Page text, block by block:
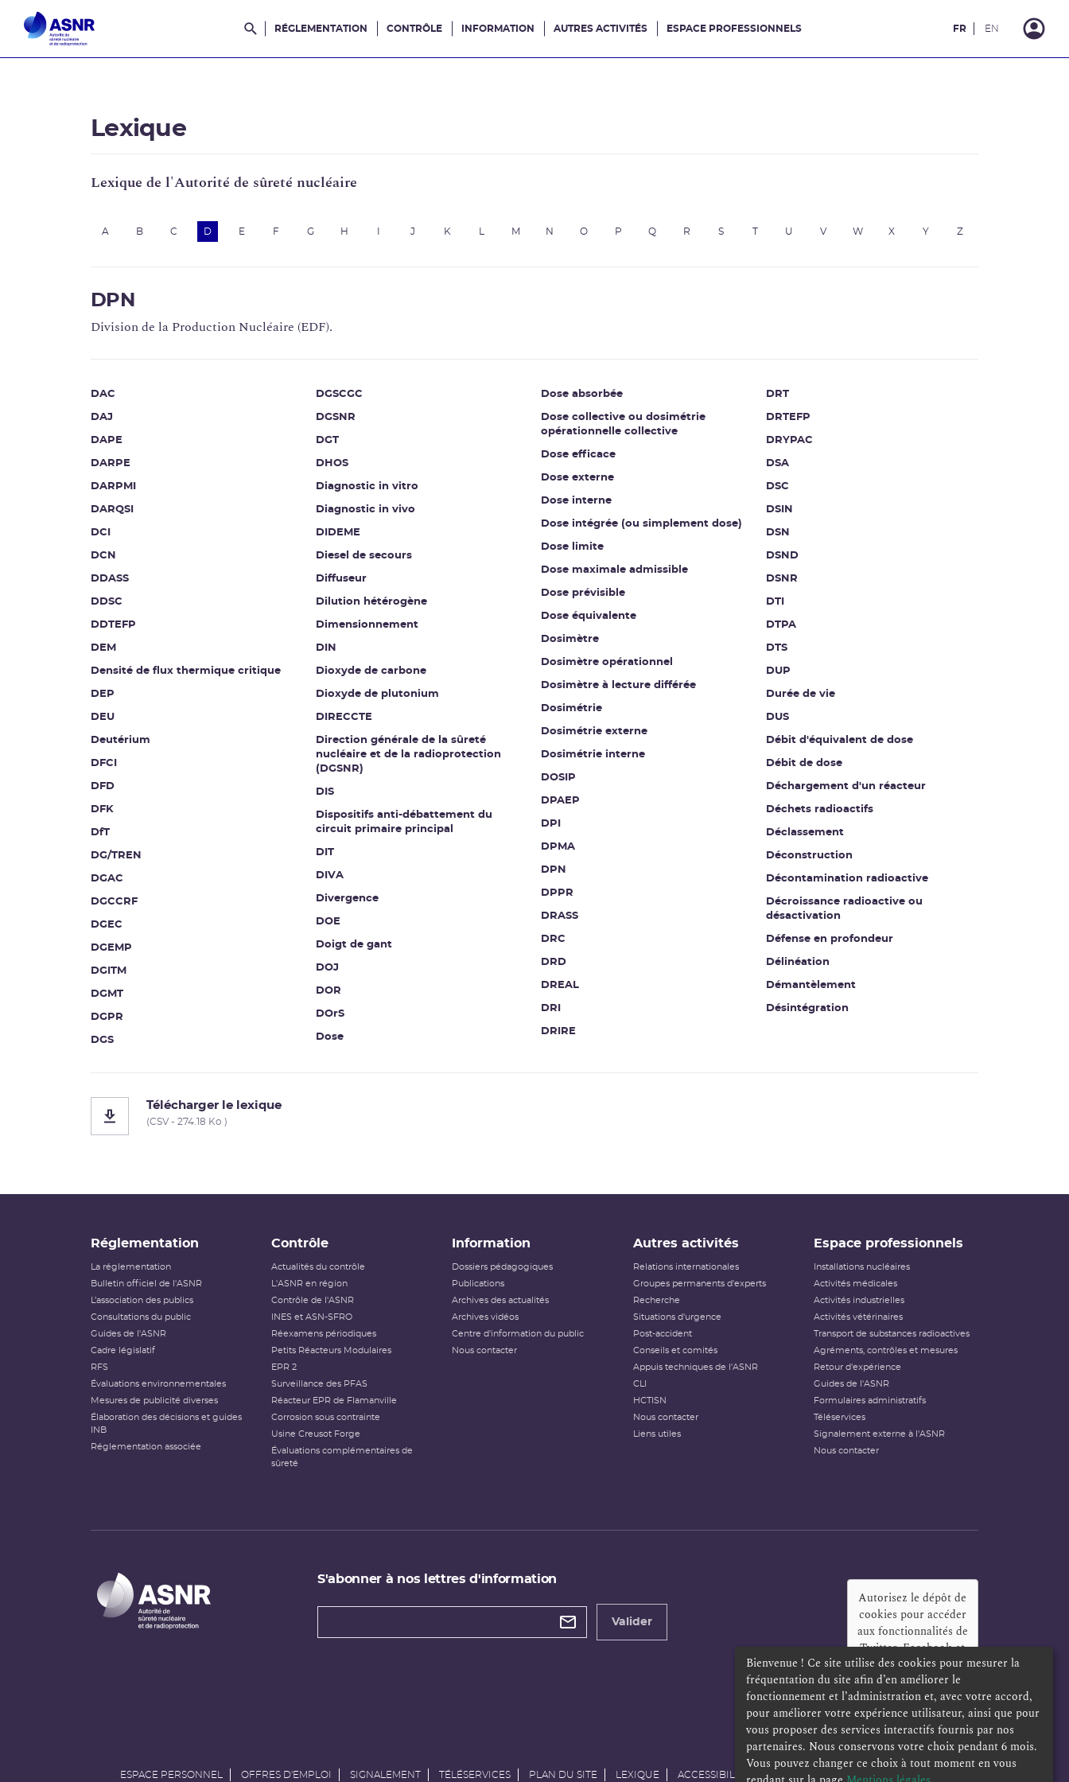
Rechercher dans le site
RÉGLEMENTATION CONTRÔLE INFORMATION AUTRES ACTIVITÉS ESPACE PROFESSIONNELS FR EN
Lexique
Lexique de l'Autorité de sûreté nucléaire
A B C D E F G H J K M N O P Q R S T U V W X Y Z
DPN
Division de la Production Nucléaire (EDF).
DAC
DAJ
DAPE
DARPE
DARPMI
DARQSI
DCI
DCN
DDASS
DDSC
DDTEFP
DEM
Densité de flux thermique critique
DEP
DEU
Deutérium
DFCI
DFD
DFK
DfT
DG/TREN
DGAC
DGCCRF
DGEC
DGEMP
DGITM
DGMT
DGPR
DGS
DGSCGC
DGSNR
DGT
DHOS
Diagnostic in vitro
Diagnostic in vivo
DIDEME
Diesel de secours
Diffuseur
Dilution hétérogène
Dimensionnement
DIN
Dioxyde de carbone
Dioxyde de plutonium
DIRECCTE
Direction générale de la sûreté
nucléaire et de la radioprotection
(DGSNR)
DIS
Dispositifs anti-débattement du
circuit primaire principal
DIT
DIVA
Divergence
DOE
Doigt de gant
DOJ
DOR
DOrS
Dose
Dose absorbée
Dose collective ou dosimétrie
opérationnelle collective
Dose efficace
Dose externe
Dose interne
Dose intégrée (ou simplement dose)
Dose limite
Dose maximale admissible
Dose prévisible
Dose équivalente
Dosimètre
Dosimètre opérationnel
Dosimètre à lecture différée
Dosimétrie
Dosimétrie externe
Dosimétrie interne
DOSIP
DPAEP
DPI
DPMA
DPN
DPPR
DRASS
DRC
DRD
DREAL
DRI
DRIRE
DRT
DRTEFP
DRYPAC
DSA
DSC
DSIN
DSN
DSND
DSNR
DTI
DTPA
DTS
DUP
Durée de vie
DUS
Débit d'équivalent de dose
Débit de dose
Déchargement d'un réacteur
Déchets radioactifs
Déclassement
Déconstruction
Décontamination radioactive
Décroissance radioactive ou
désactivation
Défense en profondeur
Délinéation
Démantèlement
Désintégration
Télécharger le lexique
(CSV - 274.18 Ko )
Réglementation
La réglementation
Bulletin officiel de l'ASNR
L’association des publics
Consultations du public
Guides de l'ASNR
Cadre législatif
RFS
Évaluations environnementales
Mesures de publicité diverses
Élaboration des décisions et guides
INB
Réglementation associée
Contrôle
Actualités du contrôle
L'ASNR en région
Contrôle de l'ASNR
INES et ASN-SFRO
Réexamens périodiques
Petits Réacteurs Modulaires
EPR 2
Surveillance des PFAS
Réacteur EPR de Flamanville
Corrosion sous contrainte
Usine Creusot Forge
Évaluations complémentaires de
sûreté
Information
Dossiers pédagogiques
Publications
Archives des actualités
Archives vidéos
Centre d'information du public
Nous contacter
Autres activités
Relations internationales
Groupes permanents d'experts
Recherche
Situations d'urgence
Post-accident
Conseils et comités
Appuis techniques de l'ASNR
CLI
HCTISN
Nous contacter
Liens utiles
Espace professionnels
Installations nucléaires
Activités médicales
Activités industrielles
Activités vétérinaires
Transport de substances radioactives
Agréments, contrôles et mesures
Retour d'expérience
Guides de l'ASNR
Formulaires administratifs
Téléservices
Signalement externe à l'ASNR
Nous contacter
S'abonner à nos lettres d'information
Valider
Autorisez le dépôt de
cookies pour accéder
aux fonctionnalités de
Twitter, Facebook et
LinkedIn?
Oui
Toujours
ESPACE PERSONNEL OFFRES D'EMPLOI SIGNALEMENT TÉLÉSERVICES PLAN DU SITE LEXIQUE ACCESSIBILITÉ POLITIQUE DE CONFIDENTIALITÉ
Bienvenue ! Ce site utilise des cookies pour mesurer la
fréquentation du site afin d’en améliorer le
fonctionnement et l’administration et, avec votre accord,
pour améliorer votre expérience utilisateur, ainsi que pour
vous proposer des services interactifs fournis par nos
partenaires. Nous conservons votre choix pendant 6 mois.
Vous pouvez changer ce choix à tout moment en vous